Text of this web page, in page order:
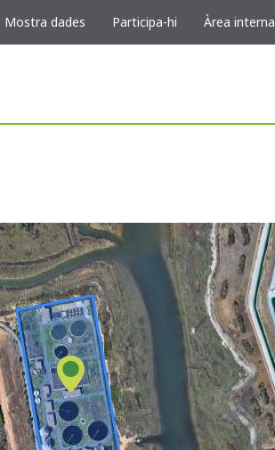
Mostra dades Participa-hi Àrea interna